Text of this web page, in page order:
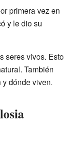
primera vez en
y le dio su
seres vivos. Esto
También
dónde viven.